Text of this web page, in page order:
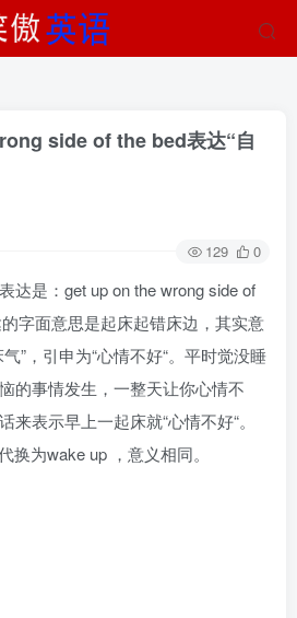
side of the bed表达“自
129 0
达是：get up on the wrong side of
字面意思是起床起错床边，其实意
”，引申为“心情不好“。平时觉没睡
的事情发生，一整天让你心情不
表示早上一起床就“心情不好“。
换为wake up ，意义相同。